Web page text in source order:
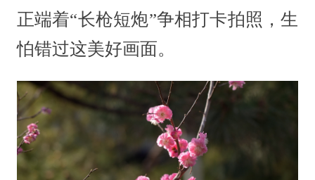
正端着“长枪短炮”争相打卡拍照，生
怕错过这美好画面。